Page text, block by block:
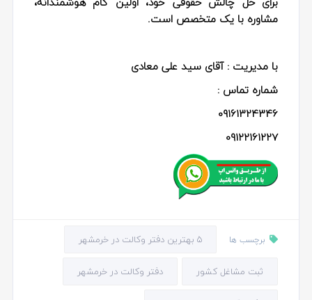
مشاوره با یک متخصص است.
با مدیریت : آقای سید علی معادی
شماره تماس :
09161324346
09122161227
برچسب ها 5 بهترین دفتر وکالت در خرمشهر
ثبت مشاغل کشور دفتر وکالت در خرمشهر